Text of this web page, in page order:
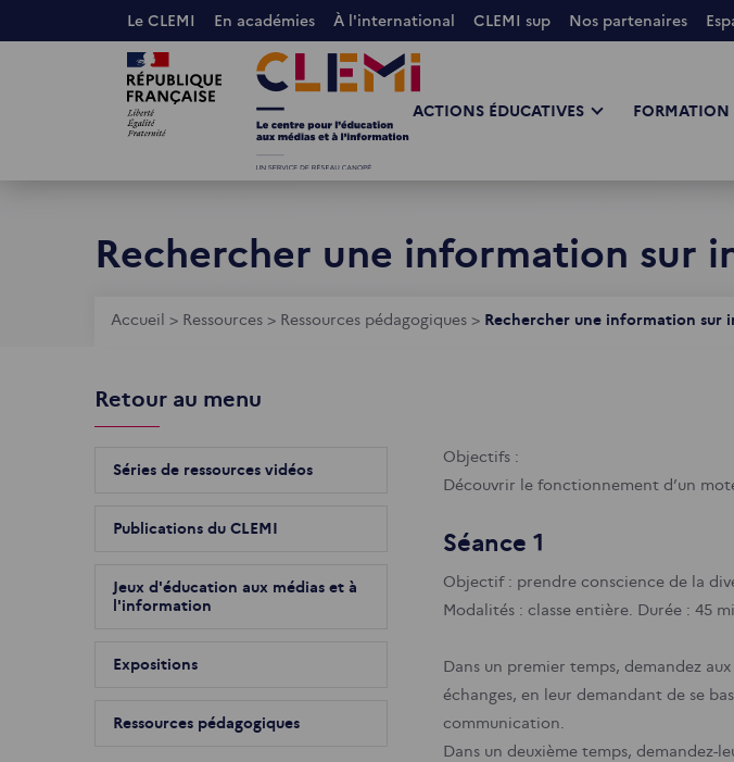
au
Le CLEMI En académies À l'international CLEMI sup Nos partenaires
Images Images
ACTIONS ÉDUCATIVES FORMATION
Rechercher une information sur
Fil
Accueil > Ressources > Ressources pédagogiques > Rechercher une information sur
Objectifs :
Découvrir le fonctionnement d’un
Séance 1
Objectif : prendre conscience de la
Modalités : classe entière. Durée : 45
Dans un premier temps, demandez
échanges, en leur demandant de se
communication.
Dans un deuxième temps, demandez-
Retour au menu
Séries de ressources vidéos
Publications du CLEMI
Jeux d'éducation aux médias et à
l'information
Expositions
Ressources pédagogiques